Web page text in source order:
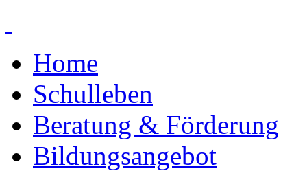
Home
Schulleben
Beratung & Förderung
Bildungsangebot